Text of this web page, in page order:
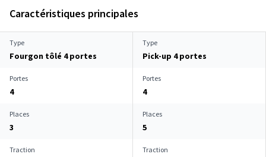
Caractéristiques principales
Type
Fourgon tôlé 4 portes
Type
Pick-up 4 portes
Portes
4
Portes
4
Places
3
Places
5
Traction Traction